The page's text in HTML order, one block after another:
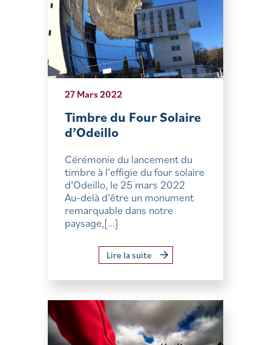
27 Mars 2022
Timbre du Four Solaire
d’Odeillo
Cérémonie du lancement du
timbre à l’effigie du four solaire
d’Odeillo, le 25 mars 2022
Au-delà d’être un monument
remarquable dans notre
paysage,[...]
Lire la suite